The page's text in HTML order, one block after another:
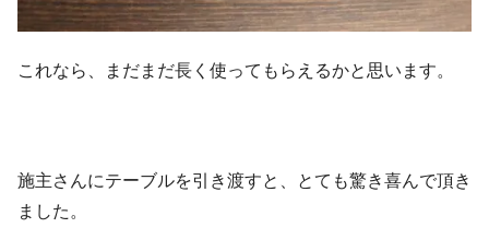
これなら、まだまだ長く使ってもらえるかと思います。
施主さんにテーブルを引き渡すと、とても驚き喜んで頂き
ました。